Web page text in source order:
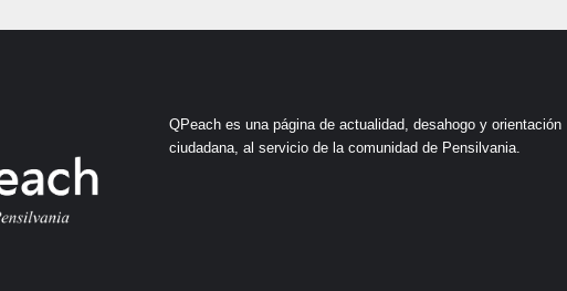
QPeach es una página de actualidad, desahogo y orientación
ciudadana, al servicio de la comunidad de Pensilvania.